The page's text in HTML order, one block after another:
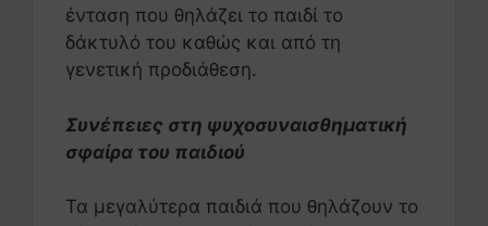
ένταση που θηλάζει το παιδί το
δάκτυλό του καθώς και από τη
γενετική προδιάθεση.
Συνέπειες στη ψυχοσυναισθηματική
σφαίρα του παιδιού
Τα μεγαλύτερα παιδιά που θηλάζουν το